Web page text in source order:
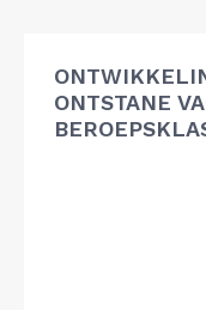
ONTSTANE